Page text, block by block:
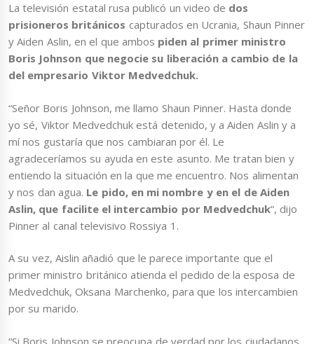
La televisión estatal rusa publicó un video de dos
prisioneros británicos capturados en Ucrania, Shaun Pinner
y Aiden Aslin, en el que ambos piden al primer ministro
Boris Johnson que negocie su liberación a cambio de la
del empresario Viktor Medvedchuk.
“Señor Boris Johnson, me llamo Shaun Pinner. Hasta donde
yo sé, Viktor Medvedchuk está detenido, y a Aiden Aslin y a
mí nos gustaría que nos cambiaran por él. Le
agradeceríamos su ayuda en este asunto. Me tratan bien y
entiendo la situación en la que me encuentro. Nos alimentan
y nos dan agua. Le pido, en mi nombre y en el de Aiden
Aslin, que facilite el intercambio por Medvedchuk“, dijo
Pinner al canal televisivo Rossiya 1.
A su vez, Aislin añadió que le parece importante que el
primer ministro británico atienda el pedido de la esposa de
Medvedchuk, Oksana Marchenko, para que los intercambien
por su marido.
“Si Boris Johnson se preocupa de verdad por los ciudadanos